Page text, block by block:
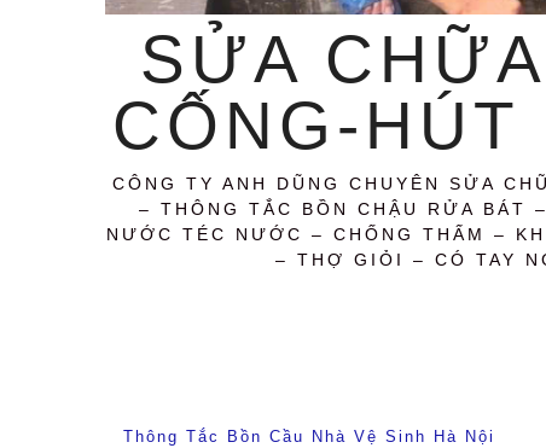
SỬA
CỐNG-
CÔNG TY ANH DŨNG CHUYÊN SỬA
– THÔNG TẮC BỒN CHẬU RỬA BÁT
NƯỚC TÉC NƯỚC – CHỐNG THẤM –
– THỢ GIỎI – CÓ TAY
Thông Tắc Bồn Cầu Nhà Vệ Sinh Hà Nội